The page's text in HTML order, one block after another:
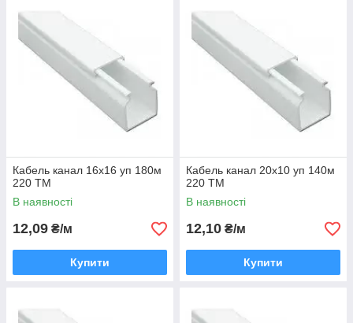
Кабель канал 16х16 уп 180м
220 ТМ
В наявності
12,09 ₴/м
Купити
Кабель канал 20х10 уп 140м
220 ТМ
В наявності
12,10 ₴/м
Купити